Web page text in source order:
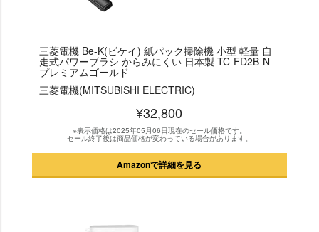
三菱電機 Be-K(ビケイ) 紙パック掃除機 小型 軽量 自
走式パワーブラシ からみにくい 日本製 TC-FD2B-N
プレミアムゴールド
三菱電機(MITSUBISHI ELECTRIC)
¥32,800
※表示価格は2025年05月06日現在のセール価格です。
セール終了後は商品価格が変わっている場合があります。
Amazonで詳細を見る